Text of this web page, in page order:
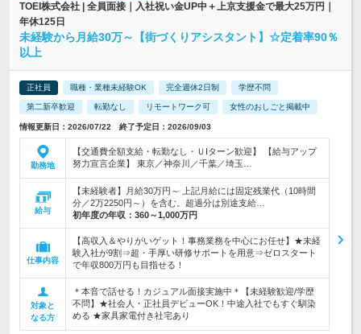
TOEI株式会社 | 全員面接｜入社祝い金UP中＋上京支援金で最大25万円｜
年休125日
未経験から月給30万～【街づくりアシスタント】☆定着率90％
以上
正社員 職種・業種未経験OK 完全週休2日制 学歴不問
第二新卒歓迎 転勤なし リモートワーク可 女性のおしごと掲載中
情報更新日：2026/07/22 終了予定日：2026/09/03
勤務地
【交通費全額支給・転勤なし・ＵIターン歓迎】 【給与アップ
努力宣言企業】 東京／神奈川／千葉／埼玉…
給与
【未経験者】月給30万円～ 上記月給には固定残業代（10時間
分／2万2250円～）を含む。超過分は別途支給…
初年度の年収： 360～1,000万円
仕事内容
【高収入＆やりがいゲット！事務業務を中心にお任せ】★未経
験入社が9割⇒超・手厚い研修サポートを用意⇒ゼロスタート
で年収800万円も目指せる！
対象と
なる方
＊本音で話せる！カジュアル面接実施中＊【未経験歓迎/学歴
不問】★社会人・正社員デビューOK！中途入社でもすぐ馴染
める ★家具家電付き社宅あり